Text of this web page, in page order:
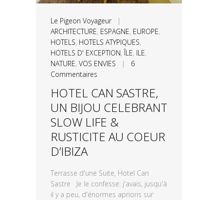
Le Pigeon Voyageur|
ARCHITECTURE, ESPAGNE, EUROPE,
HOTELS, HOTELS ATYPIQUES,
HOTELS D' EXCEPTION,ÎLE, ILE,
NATURE, VOS ENVIES | 6
Commentaires
HOTEL CAN SASTRE,
UN BIJOU CELEBRANT
SLOW LIFE &
RUSTICITE AU COEUR
D’IBIZA
Terrasse d'une Suite, Hotel Can
Sastre Je le confesse: j'avais, jusqu'à
il y a peu, d'énormes aprioris sur